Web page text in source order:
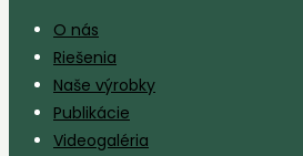
O nás
Riešenia
Naše výrobky
Publikácie
Videogaléria